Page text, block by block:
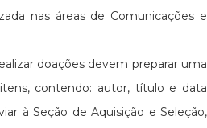
nas áreas de Comunicações e
doações devem preparar uma
contendo: autor, título e data
à Seção de Aquisição e Seleção,